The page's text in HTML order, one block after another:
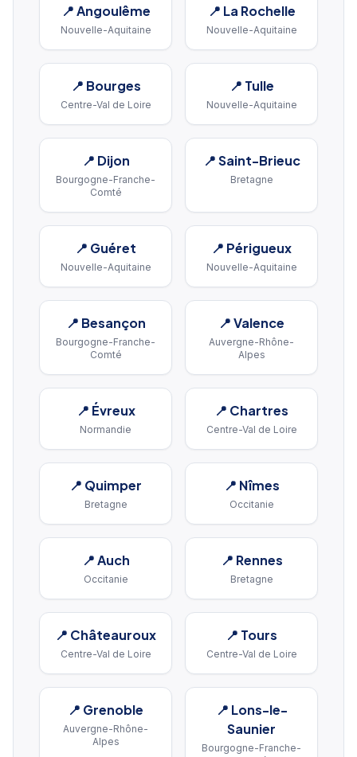
📍Angoulême
Nouvelle-Aquitaine
📍 La Rochelle
Nouvelle-Aquitaine
📍 Bourges
Centre-Val de Loire
📍 Tulle
Nouvelle-Aquitaine
📍 Dijon
Bourgogne-Franche-
Comté
📍Saint-Brieuc
Bretagne
📍 Guéret
Nouvelle-Aquitaine
📍 Périgueux
Nouvelle-Aquitaine
📍 Besançon
Bourgogne-Franche-
Comté
📍Valence
Auvergne-Rhône-
Alpes
📍 Évreux
Normandie
📍 Chartres
Centre-Val de Loire
📍 Quimper
Bretagne
📍 Nîmes
Occitanie
📍Auch
Occitanie
📍 Rennes
Bretagne
📍 Châteauroux
Centre-Val de Loire
📍 Tours
Centre-Val de Loire
📍 Grenoble
Auvergne-Rhône-
Alpes
📍 Lons-le-
Saunier
Bourgogne-Franche-